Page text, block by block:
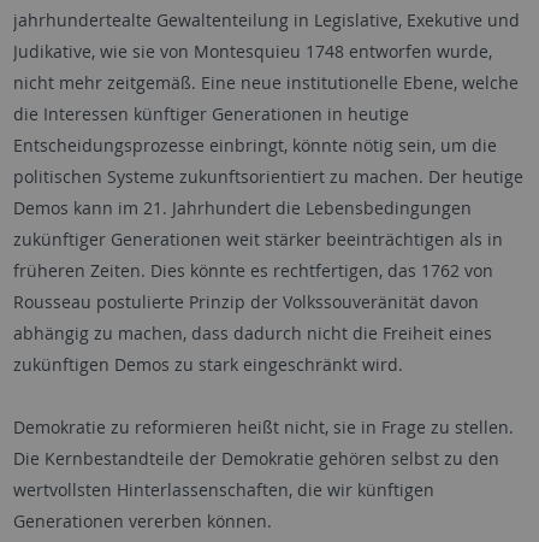
jahrhundertealte Gewaltenteilung in Legislative, Exekutive und
Judikative, wie sie von Montesquieu 1748 entworfen wurde,
nicht mehr zeitgemäß. Eine neue institutionelle Ebene, welche
die Interessen künftiger Generationen in heutige
Entscheidungsprozesse einbringt, könnte nötig sein, um die
politischen Systeme zukunftsorientiert zu machen. Der heutige
Demos kann im 21. Jahrhundert die Lebensbedingungen
zukünftiger Generationen weit stärker beeinträchtigen als in
früheren Zeiten. Dies könnte es rechtfertigen, das 1762 von
Rousseau postulierte Prinzip der Volkssouveränität davon
abhängig zu machen, dass dadurch nicht die Freiheit eines
zukünftigen Demos zu stark eingeschränkt wird.
Demokratie zu reformieren heißt nicht, sie in Frage zu stellen.
Die Kernbestandteile der Demokratie gehören selbst zu den
wertvollsten Hinterlassenschaften, die wir künftigen
Generationen vererben können.